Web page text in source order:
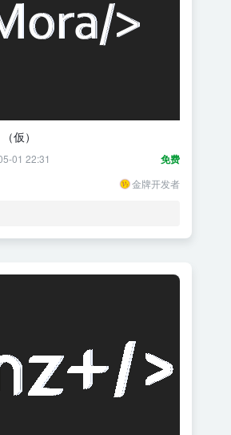
仮）
免费
01 22:31
金牌开发者